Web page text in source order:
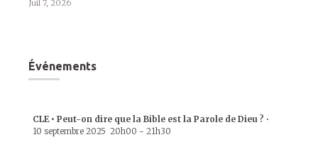
Juil 7, 2026
Événements
CLE • Peut-on dire que la Bible est la Parole de Dieu ? •
10 septembre 2025 20h00 - 21h30